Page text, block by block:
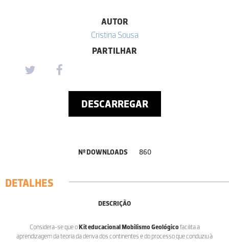
AUTOR
Cristina Sousa
PARTILHAR
DESCARREGAR
Nº DOWNLOADS 860
DETALHES
DESCRIÇÃO
Considera-se que oKit educacional Mobilismo Geológicofacilita a
aprendizagem da teoria da deriva dos continentes e do processo que conduziu à